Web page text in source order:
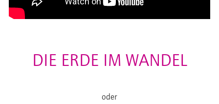
DIE ERDE IM WANDEL
oder